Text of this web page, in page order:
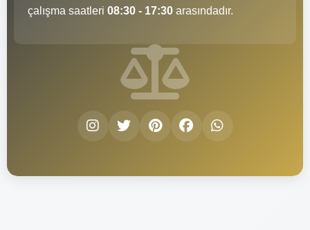
çalışma saatleri 08:30 - 17:30 arasındadır.